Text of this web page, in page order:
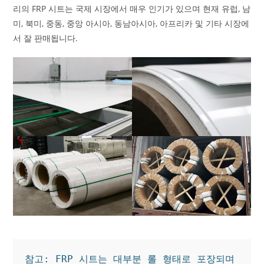
리의 FRP 시트는 국제 시장에서 매우 인기가 있으며 현재 유럽, 남
미, 북미, 중동, 중앙 아시아, 동남아시아, 아프리카 및 기타 시장에
서 잘 판매됩니다.
참고: FRP 시트는 대부분 롤 형태로 포장되며